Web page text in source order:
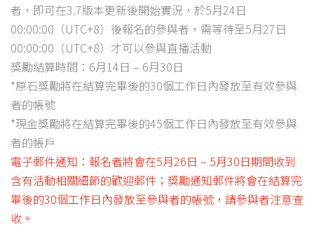
者，即可在3.7版本更新後開始實況，於5月24日
00:00:00（UTC+8）後報名的參與者，需等待至5月27日
00:00:00（UTC+8）才可以參與直播活動
獎勵結算時間：6月14日 – 6月30日
*原石獎勵將在結算完畢後的30個工作日內發放至有效參與
者的帳號
*現金獎勵將在結算完畢後的45個工作日內發放至有效參與
者的帳戶
電子郵件通知：報名者將會在5月26日 – 5月30日期間收到
含有活動相關細節的歡迎郵件；獎勵通知郵件將會在結算完
畢後的30個工作日內發放至參與者的帳號，請參與者注意查
收。